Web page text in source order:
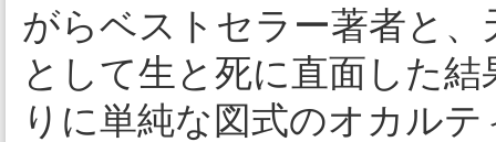
がらベストセラー著者と
として生と死に直面した
りに単純な図式のオカル